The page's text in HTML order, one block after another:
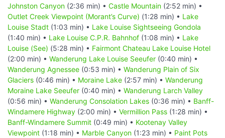
Johnston Canyon (2:36 min) • Castle Mountain (2:52 min) •
Outlet Creek Viewpoint (Morant’s Curve) (1:28 min) • Lake
Louise Stadt (1:03 min) • Lake Louise Sightseeing Gondola
(1:40 min) • Lake Louise C.P.R. Bahnhof (1:08 min) • Lake
Louise (See) (5:28 min) • Fairmont Chateau Lake Louise Hotel
(2:00 min) • Wanderung Lake Louise Seeufer (0:40 min) •
Wanderung Agnessee (0:53 min) • Wanderung Plain of Six
Glaciers (0:46 min) • Moraine Lake (2:57 min) • Wanderung
Moraine Lake Seeufer (0:40 min) • Wanderung Larch Valley
(0:56 min) • Wanderung Consolation Lakes (0:36 min) • Banff-
Windamere Highway (2:00 min) • Vermillion Pass (1:28 min) •
Banff-Windamere Summit (0:49 min) • Kootenay Valley
Viewpoint (1:18 min) • Marble Canyon (1:23 min) • Paint Pots